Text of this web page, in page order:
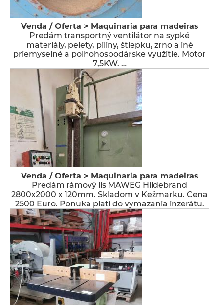
Venda / Oferta > Maquinaria para madeiras
Predám transportný ventilátor na sypké
materiály, pelety, piliny, štiepku, zrno a iné
priemyselné a poľnohospodárske využitie. Motor
7,5KW. …
Venda / Oferta > Maquinaria para madeiras
Predám rámový lis MAWEG Hildebrand
2800x2000 x 120mm. Skladom v Kežmarku. Cena
2500 Euro. Ponuka platí do vymazania inzerátu.